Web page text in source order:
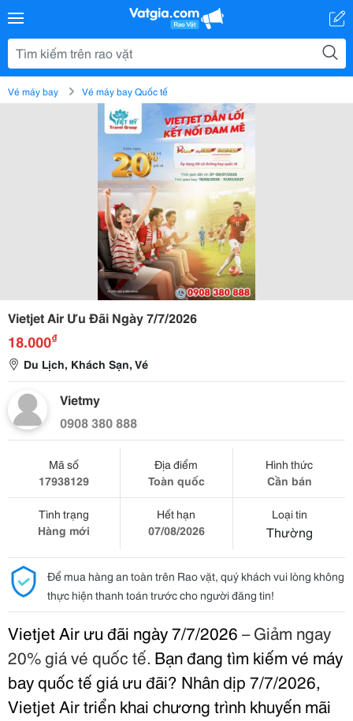
Vé máy bay Vé máy bay Quốc tế
Vietjet Air Ưu Đãi Ngày 7/7/2026
18.000₫
Du Lịch, Khách Sạn, Vé
Vietmy
0908 380 888
Mã số
17938129
Địa điểm
Toàn quốc
Hình thức
Cần bán
Tình trạng
Hàng mới
Hết hạn
07/08/2026
Loại tin
Thường
Để mua hàng an toàn trên Rao vặt, quý khách vui lòng không
thực hiện thanh toán trước cho người đăng tin!
Vietjet Air ưu đãi ngày 7/7/2026 – Giảm ngay
20% giá vé quốc tế. Bạn đang tìm kiếm vé máy
bay quốc tế giá ưu đãi? Nhân dịp 7/7/2026,
Vietjet Air triển khai chương trình khuyến mãi